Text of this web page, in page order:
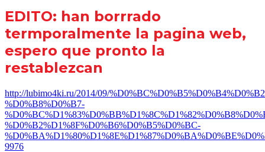
EDITO: han borrrado
termporalmente la pagina web,
espero que pronto la
restablezcan
http://lubimo4ki.ru/2014/09/
%D0%B8%D0%B7-
%D0%B2%D1%8F%D0%B6%D0%B5%D0%BC-
9976